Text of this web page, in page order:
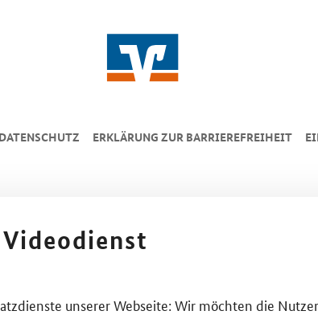
DA­TEN­SCHUTZ ERKLÄRUNG ZUR BARRIEREFREIHEIT
unserer Webseite: Wir möchten die